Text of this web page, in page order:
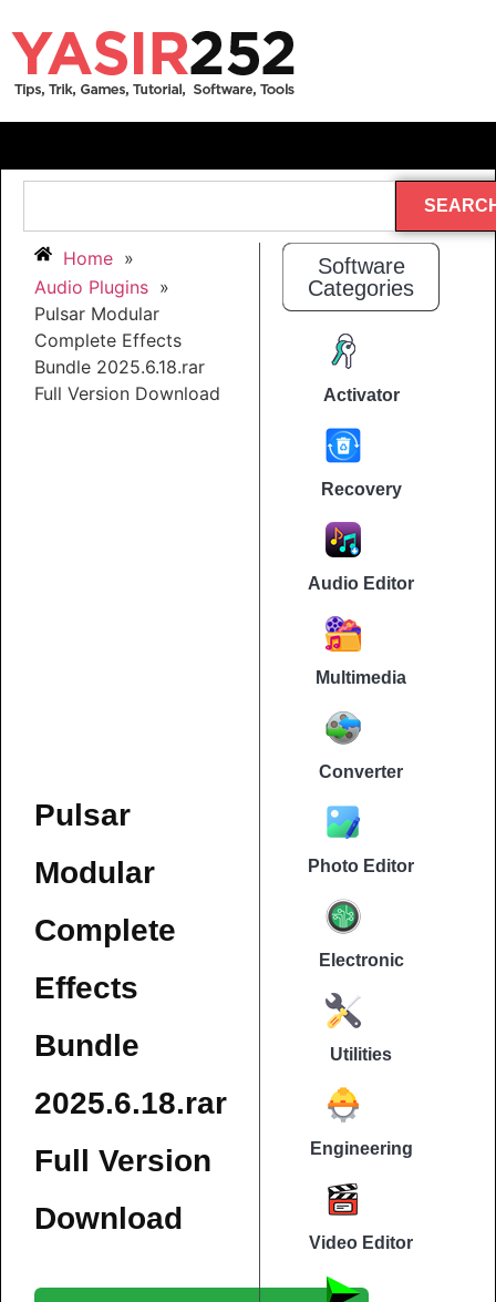
Home »
Audio Plugins »
Pulsar Modular
Complete Effects
Bundle 2025.6.18.rar
Full Version Download
Pulsar
Modular
Complete
Effects
Bundle
2025.6.18.rar
Full Version
Download
Software
Categories
Activator
Recovery
Audio Editor
Multimedia
Converter
Photo Editor
Electronic
Utilities
Engineering
Video Editor